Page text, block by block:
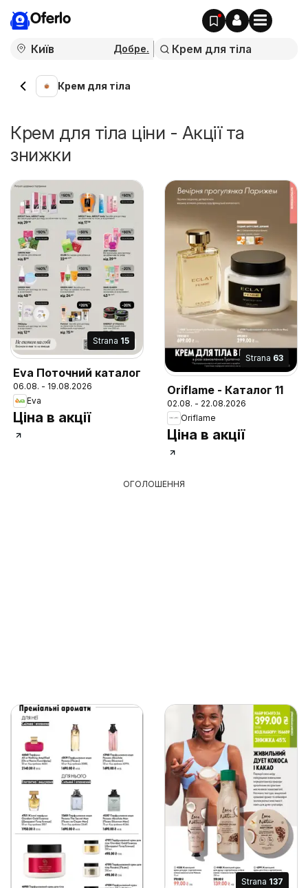
Oferlo
Добре.
Крем для тіла
Крем для тіла ціни - Акції та
знижки
Strana 15
Eva Поточний каталог
06.08. - 19.08.2026
Eva
Ціна в акції
Strana 63
Oriflame - Каталог 11
02.08. - 22.08.2026
Oriflame
Ціна в акції
ОГОЛОШЕННЯ
Strana 137